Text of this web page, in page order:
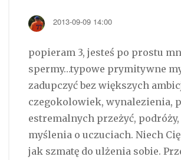
2013-09-09 14:00
popieram 3, jesteś po prostu
spermy…typowe prymitywne
zadupczyć bez większych
czegokolowiek, wynalezienia,
estremalnych przeżyć,
myślenia o uczuciach. Niech
jak szmatę do ulżenia sobie.